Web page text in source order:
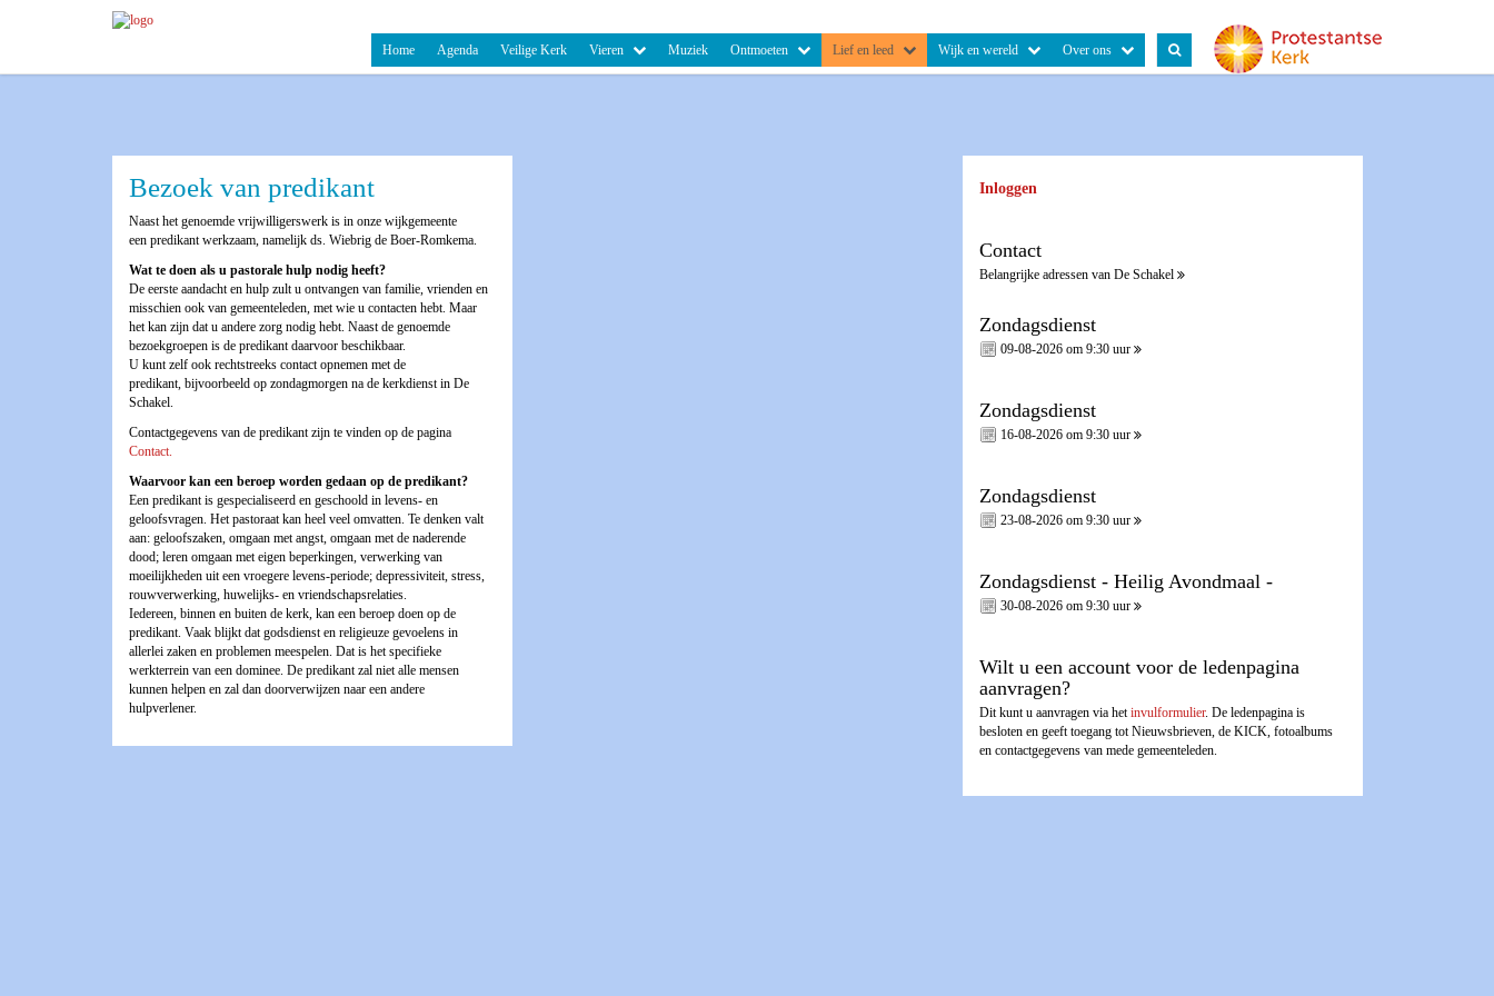
Home Agenda Veilige Kerk Vieren Muziek Ontmoeten Lief en leed Wijk en wereld Over ons
Bezoek van predikant
Naast het genoemde vrijwilligerswerk is in onze wijkgemeente
een predikant werkzaam, namelijk ds. Wiebrig de Boer-Romkema.
Wat te doen als u pastorale hulp nodig heeft?
De eerste aandacht en hulp zult u ontvangen van familie, vrienden en
misschien ook van gemeenteleden, met wie u contacten hebt. Maar
het kan zijn dat u andere zorg nodig hebt. Naast de genoemde
bezoekgroepen is de predikant daarvoor beschikbaar.
U kunt zelf ook rechtstreeks contact opnemen met de
predikant, bijvoorbeeld op zondagmorgen na de kerkdienst in De
Schakel.
Contactgegevens van de predikant zijn te vinden op de pagina
Contact.
Waarvoor kan een beroep worden gedaan op de predikant?
Een predikant is gespecialiseerd en geschoold in levens- en
geloofsvragen. Het pastoraat kan heel veel omvatten. Te denken valt
aan: geloofszaken, omgaan met angst, omgaan met de naderende
dood; leren omgaan met eigen beperkingen, verwerking van
moeilijkheden uit een vroegere levens-periode; depressiviteit, stress,
rouwverwerking, huwelijks- en vriendschapsrelaties.
Iedereen, binnen en buiten de kerk, kan een beroep doen op de
predikant. Vaak blijkt dat godsdienst en religieuze gevoelens in
allerlei zaken en problemen meespelen. Dat is het specifieke
werkterrein van een dominee. De predikant zal niet alle mensen
kunnen helpen en zal dan doorverwijzen naar een andere
hulpverlener.
Inloggen
Contact
Belangrijke adressen van De Schakel
Zondagsdienst
09-08-2026 om 9:30 uur
Zondagsdienst
16-08-2026 om 9:30 uur
Zondagsdienst
23-08-2026 om 9:30 uur
Zondagsdienst - Heilig Avondmaal -
30-08-2026 om 9:30 uur
Wilt u een account voor de ledenpagina
aanvragen?
Dit kunt u aanvragen via hetinvulformulier. De ledenpagina is
besloten en geeft toegang tot Nieuwsbrieven, de KICK, fotoalbums
en contactgegevens van mede gemeenteleden.